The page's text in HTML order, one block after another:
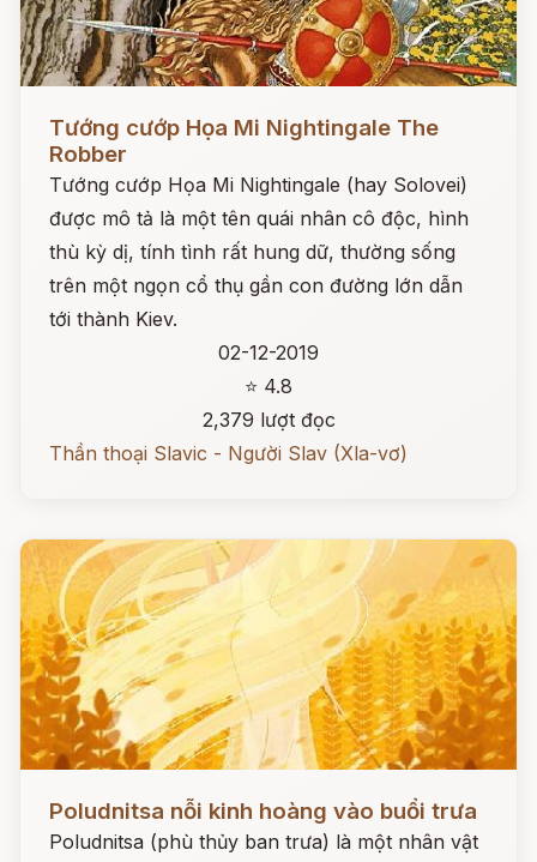
Tướng cướp Họa Mi Nightingale The
Robber
Tướng cướp Họa Mi Nightingale (hay Solovei)
được mô tả là một tên quái nhân cô độc, hình
thù kỳ dị, tính tình rất hung dữ, thường sống
trên một ngọn cổ thụ gần con đường lớn dẫn
tới thành Kiev.
02-12-2019
⭐ 4.8
2,379 lượt đọc
Thần thoại Slavic - Người Slav (Xla-vơ)
Poludnitsa nỗi kinh hoàng vào buổi trưa
Poludnitsa (phù thủy ban trưa) là một nhân vật